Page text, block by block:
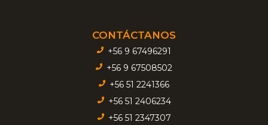
CONTÁCTANOS
+56 9 67496291
+56 9 67508502
+56 51 2241366
+56 51 2406234
+56 51 2347307